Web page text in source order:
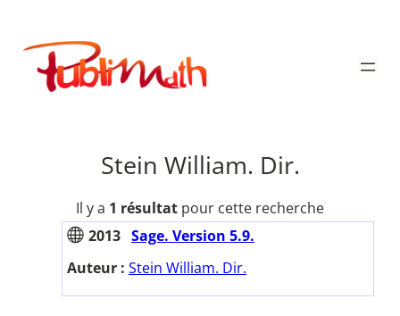
contenu
Publimath
Stein William. Dir.
Il y a 1 résultat pour cette recherche
2013 Sage. Version 5.9.
Auteur : Stein William. Dir.